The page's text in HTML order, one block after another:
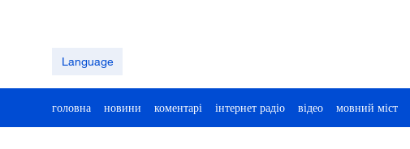
Language
головна новини коментарі інтернет радіо відео мовний міст